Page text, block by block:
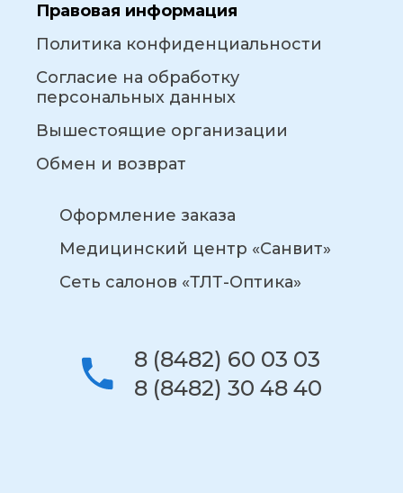
Правовая информация
Политика конфиденциальности
Согласие на обработку
персональных данных
Вышестоящие организации
Обмен и возврат
Оформление заказа
Медицинский центр «Санвит»
Сеть салонов «ТЛТ-Оптика»
8 (8482) 60 03 03
8 (8482) 30 48 40